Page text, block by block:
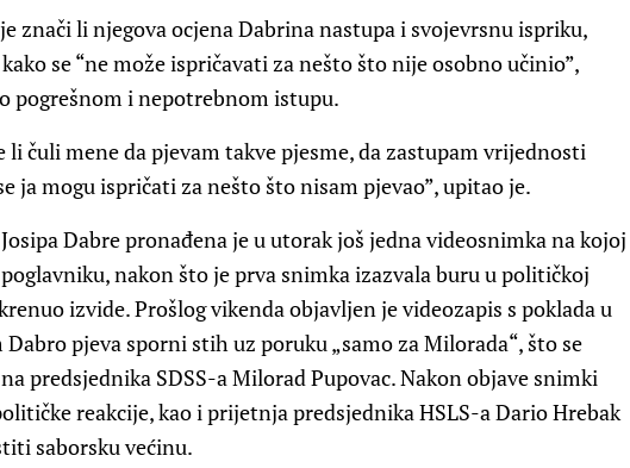
znači li njegova ocjena Dabrina nastupa i svojevrsnu ispriku,
se “ne može ispričavati za nešto što nije osobno učinio”,
pogrešnom i nepotrebnom istupu.
li čuli mene da pjevam takve pjesme, da zastupam vrijednosti
ja mogu ispričati za nešto što nisam pjevao”, upitao je.
Dabre pronađena je u utorak još jedna videosnimka na kojoj
nakon što je prva snimka izazvala buru u političkoj
izvide. Prošlog vikenda objavljen je videozapis s poklada u
pjeva sporni stih uz poruku „samo za Milorada“, što se
predsjednika SDSS-a Milorad Pupovac. Nakon objave snimki
reakcije, kao i prijetnja predsjednika HSLS-a Dario Hrebak
saborsku većinu.